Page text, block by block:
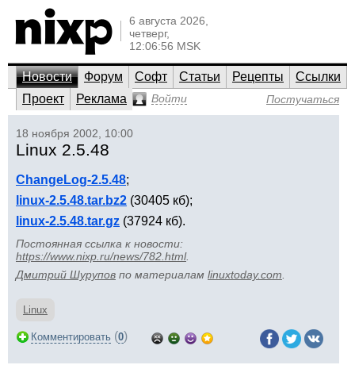
6 августа 2026,
четверг,
12:06:56 MSK
Новости Форум Софт Статьи Рецепты
Ссылки
Проект
Реклама Войти Постучаться
18 ноября 2002, 10:00
Linux 2.5.48
ChangeLog-2.5.48;
linux-2.5.48.tar.bz2 (30405 кб);
linux-2.5.48.tar.gz (37924 кб).
Постоянная ссылка к новости:
https://www.nixp.ru/news/782.html.
Дмитрий Шурупов по материалам linuxtoday.com
Linux
Комментировать (0)